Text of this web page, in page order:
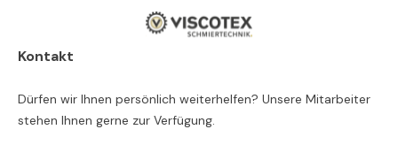
Kontakt
Dürfen wir Ihnen persönlich weiterhelfen? Unsere Mitarbeiter
stehen Ihnen gerne zur Verfügung.